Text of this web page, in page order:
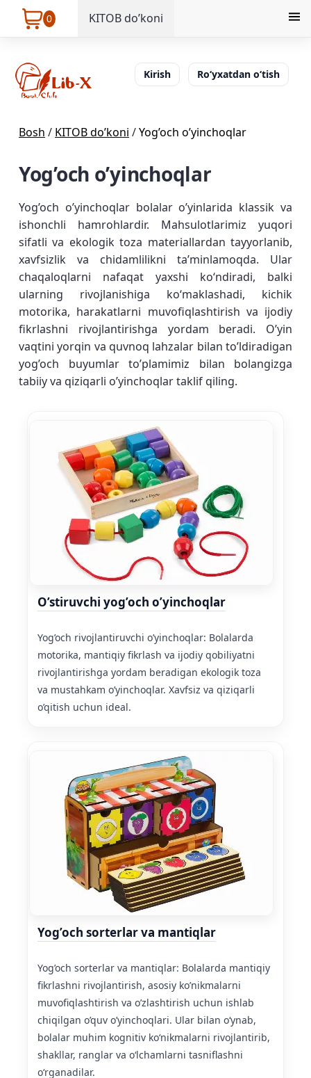
0 KITOB do’koni
Kirish Ro‘yxatdan o‘tish
Bosh / KITOB do’koni /Yog’och o’yinchoqlar
Yog’och o’yinchoqlar
Yog’och o’yinchoqlar bolalar o’yinlarida klassik va
ishonchli hamrohlardir. Mahsulotlarimiz yuqori
sifatli va ekologik toza materiallardan tayyorlanib,
xavfsizlik va chidamlilikni taʼminlamoqda. Ular
chaqaloqlarni nafaqat yaxshi koʻndiradi, balki
ularning rivojlanishiga koʻmaklashadi, kichik
motorika, harakatlarni muvofiqlashtirish va ijodiy
fikrlashni rivojlantirishga yordam beradi. O’yin
vaqtini yorqin va quvnoq lahzalar bilan to’ldiradigan
yog’och buyumlar to’plamimiz bilan bolangizga
tabiiy va qiziqarli o’yinchoqlar taklif qiling.
O’stiruvchi yog’och o’yinchoqlar
Yog’och rivojlantiruvchi o’yinchoqlar: Bolalarda
motorika, mantiqiy fikrlash va ijodiy qobiliyatni
rivojlantirishga yordam beradigan ekologik toza
va mustahkam o’yinchoqlar. Xavfsiz va qiziqarli
o’qitish uchun ideal.
Yog’och sorterlar va mantiqlar
Yog’och sorterlar va mantiqlar: Bolalarda mantiqiy
fikrlashni rivojlantirish, asosiy ko’nikmalarni
muvofiqlashtirish va o’zlashtirish uchun ishlab
chiqilgan o’quv o’yinchoqlari. Ular bilan oʻynab,
bolalar muhim kognitiv koʻnikmalarni rivojlantirib,
shakllar, ranglar va oʻlchamlarni tasniflashni
oʻrganadilar.